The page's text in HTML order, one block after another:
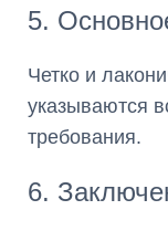
5.
Четко и
указываются
требования.
6.